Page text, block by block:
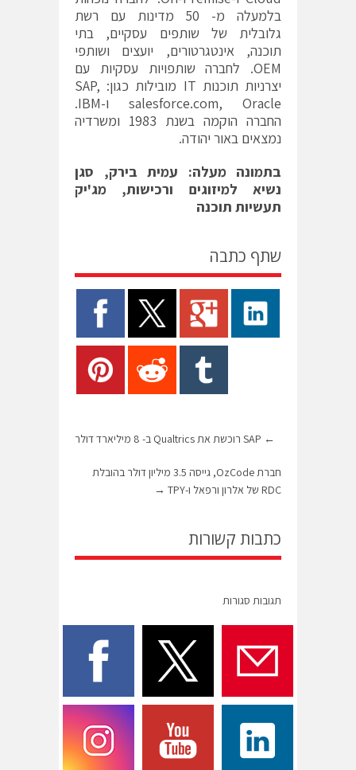
בלמעלה מ- 50 מדינות עם רשת
גלובלית של שותפים עסקיים, בתי
תוכנה, אינטגרטורים, יועצים ושותפי
OEM. לחברה שותפויות עסקיות עם
יצרניות תוכנות IT מובילות כגון: SAP,
salesforce.com, Oracle ו-IBM.
החברה הוקמה בשנת 1983 ומשרדיה
נמצאים באור יהודה.
בתמונה מעלה: עמית בירק, סגן
נשיא למיזוגים ורכישות, מג'יק
תעשיות תוכנה
שתף כתבה
←
חברת OzCode, גייסה 3.5 מיליון דולר בהובלת
RDC של אלרון ורפאל ו-TPY
→
כתבות קשורות
תגובות סגורות